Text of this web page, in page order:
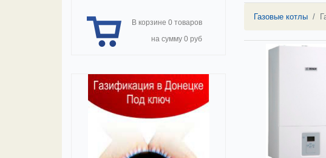
В корзине 0 товаров
на сумму 0 руб
Газовые котлы